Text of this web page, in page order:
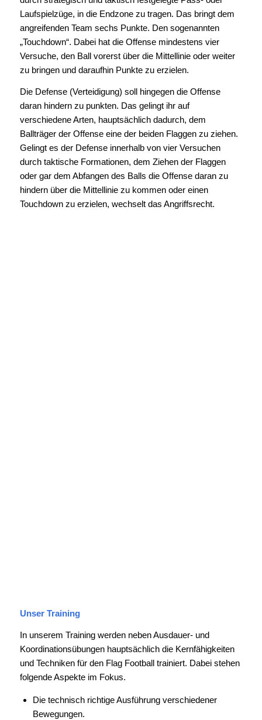
Laufspielzüge, in die Endzone zu tragen. Das bringt dem
angreifenden Team sechs Punkte. Den sogenannten
„Touchdown“. Dabei hat die Offense mindestens vier
Versuche, den Ball vorerst über die Mittellinie oder weiter
zu bringen und daraufhin Punkte zu erzielen.
Die Defense (Verteidigung) soll hingegen die Offense
daran hindern zu punkten. Das gelingt ihr auf
verschiedene Arten, hauptsächlich dadurch, dem
Ballträger der Offense eine der beiden Flaggen zu ziehen.
Gelingt es der Defense innerhalb von vier Versuchen
durch taktische Formationen, dem Ziehen der Flaggen
oder gar dem Abfangen des Balls die Offense daran zu
hindern über die Mittellinie zu kommen oder einen
Touchdown zu erzielen, wechselt das Angriffsrecht.
Unser Training
In unserem Training werden neben Ausdauer- und
Koordinationsübungen hauptsächlich die Kernfähigkeiten
und Techniken für den Flag Football trainiert. Dabei stehen
folgende Aspekte im Fokus.
Die technisch richtige Ausführung verschiedener
Bewegungen.